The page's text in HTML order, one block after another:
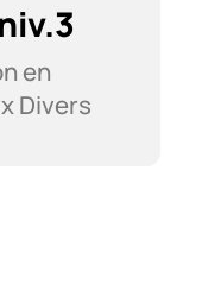
en
Divers